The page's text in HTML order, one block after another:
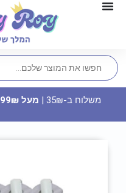
משלוח ב-35₪ | מעל 599₪ משלוח חינם או איסוף עצמי